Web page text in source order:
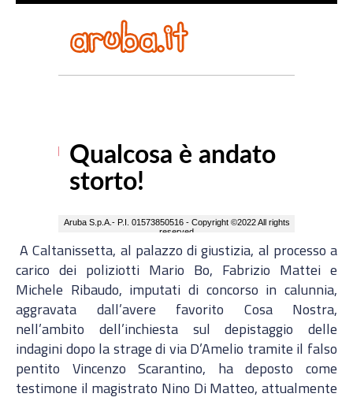
A Caltanissetta, al palazzo di giustizia, al processo a
carico dei poliziotti Mario Bo, Fabrizio Mattei e
Michele Ribaudo, imputati di concorso in calunnia,
aggravata dall’avere favorito Cosa Nostra,
nell’ambito dell’inchiesta sul depistaggio delle
indagini dopo la strage di via D’Amelio tramite il falso
pentito Vincenzo Scarantino, ha deposto come
testimone il magistrato Nino Di Matteo, attualmente